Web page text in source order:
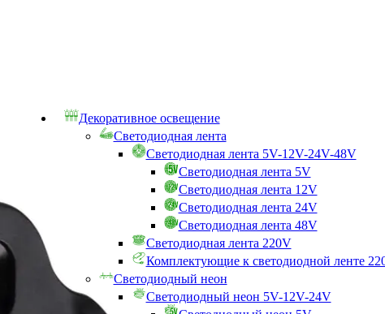
Декоративное освещение
Светодиодная лента
Светодиодная лента 5V-12V-24V-48V
Светодиодная лента 5V
Светодиодная лента 12V
Светодиодная лента 24V
Светодиодная лента 48V
Светодиодная лента 220V
Комплектующие к светодиодной ленте
Светодиодный неон
Светодиодный неон 5V-12V-24V